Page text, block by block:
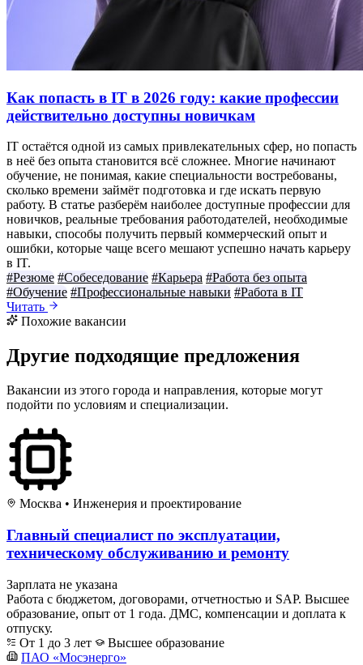
Как попасть в IT в 2026 году: какие профессии
действительно доступны новичкам
IT остаётся одной из самых привлекательных сфер, но попасть
в неё без опыта становится всё сложнее. Многие начинают
обучение, не понимая, какие специальности востребованы,
сколько времени займёт подготовка и где искать первую
работу. В статье разберём наиболее доступные профессии для
новичков, реальные требования работодателей, необходимые
навыки, способы получить первый коммерческий опыт и
ошибки, которые чаще всего мешают успешно начать карьеру
в IT.
#Резюме #Собеседование #Карьера #Работа без опыта
#Обучение #Профессиональные навыки #Работа в IT
Читать
Похожие вакансии
Другие подходящие предложения
Вакансии из этого города и направления, которые могут
подойти по условиям и специализации.
Москва • Инженерия и проектирование
Главный специалист по эксплуатации,
техническому обслуживанию и ремонту
Зарплата не указана
Работа с бюджетом, договорами, отчетностью и SAP. Высшее
образование, опыт от 1 года. ДМС, компенсации и доплата к
отпуску.
От 1 до 3 лет
Высшее образование
ПАО «Мосэнерго»